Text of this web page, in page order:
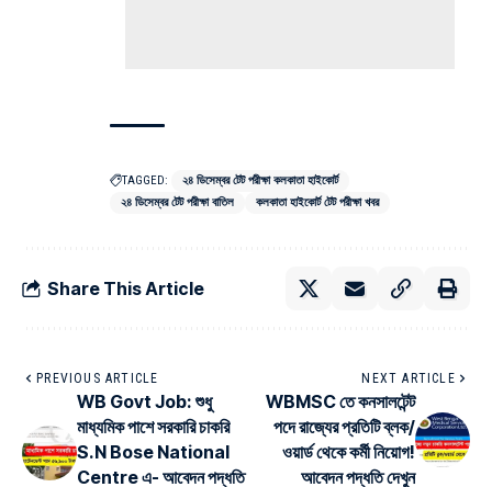
TAGGED:
২৪ ডিসেম্বর টেট পরীক্ষা কলকাতা হাইকোর্ট
২৪ ডিসেম্বর টেট পরীক্ষা বাতিল
কলকাতা হাইকোর্ট টেট পরীক্ষা খবর
Share This Article
PREVIOUS ARTICLE
WB Govt Job: শুধু
মাধ্যমিক পাশে সরকারি চাকরি
S.N Bose National
Centre এ- আবেদন পদ্ধতি
NEXT ARTICLE
WBMSC তে কনসালটেন্ট
পদে রাজ্যের প্রতিটি ব্লক/
ওয়ার্ড থেকে কর্মী নিয়োগ!
আবেদন পদ্ধতি দেখুন